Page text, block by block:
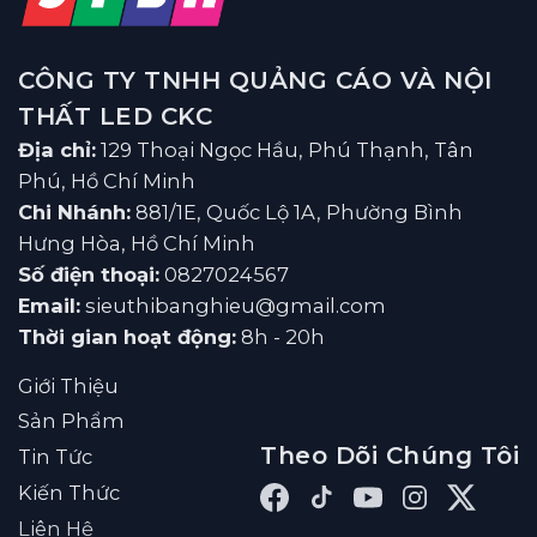
CÔNG TY TNHH QUẢNG CÁO VÀ NỘI
THẤT LED CKC
Địa chỉ: 129 Thoại Ngọc Hầu, Phú Thạnh, Tân
Phú, Hồ Chí Minh
Chi Nhánh: 881/1E, Quốc Lộ 1A, Phường Bình
Hưng Hòa, Hồ Chí Minh
Số điện thoại: 0827024567
Email: sieuthibanghieu@gmail.com
Thời gian hoạt động: 8h - 20h
Giới Thiệu
Sản Phẩm
Tin Tức
Kiến Thức
Liên Hệ
Theo Dõi Chúng Tôi